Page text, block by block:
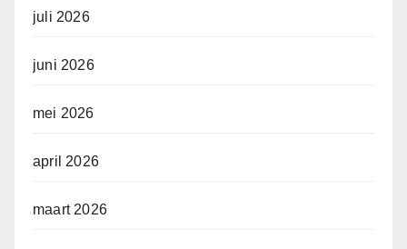
juli 2026
juni 2026
mei 2026
april 2026
maart 2026